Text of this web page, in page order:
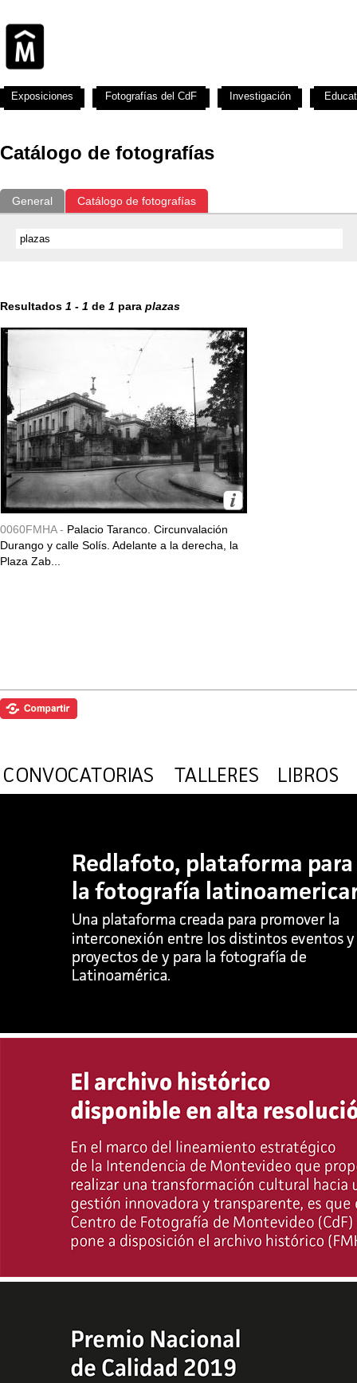
Catálogo de fotografías
General Catálogo de fotografías
Resultados 1 - 1 de 1 para plazas
0060FMHA - Palacio Taranco. Circunvalación
Durango y calle Solís. Adelante a la derecha, la
Plaza Zab...
Exposiciones Fotografías del CdF Investigación